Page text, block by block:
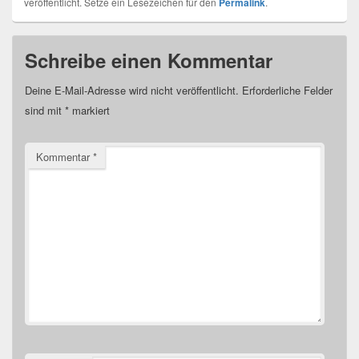
Schreibe einen Kommentar
Deine E-Mail-Adresse wird nicht veröffentlicht. Erforderliche Felder
sind mit * markiert
Kommentar*